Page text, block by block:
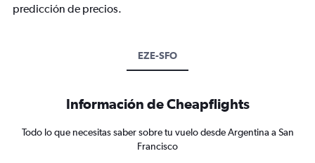
predicción de precios.
EZE-SFO
Información de Cheapflights
Todo lo que necesitas saber sobre tu vuelo desde Argentina a San
Francisco